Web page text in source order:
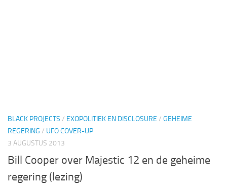
BLACK PROJECTS / EXOPOLITIEK EN DISCLOSURE / GEHEIME
REGERING / UFO COVER-UP
3 AUGUSTUS 2013
Bill Cooper over Majestic 12 en de geheime
regering (lezing)